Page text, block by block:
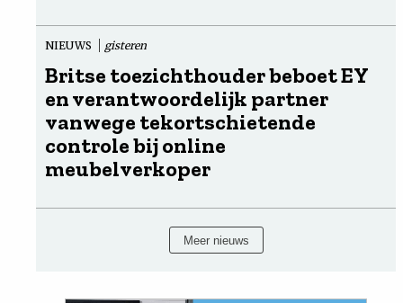
NIEUWS gisteren
Britse toezichthouder beboet EY
en verantwoordelijk partner
vanwege tekortschietende
controle bij online
meubelverkoper
Meer nieuws